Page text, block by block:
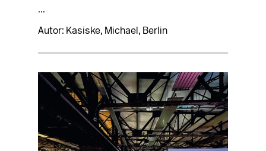
...
Autor: Kasiske, Michael, Berlin